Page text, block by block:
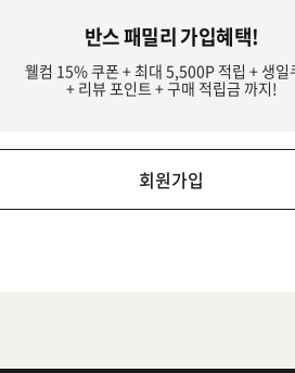
반스 패밀리 가입혜택!
웰컴 15% 쿠폰 + 최대 5,500P 적립 + 생일
+ 리뷰 포인트 + 구매 적립금 까지!
회원가입